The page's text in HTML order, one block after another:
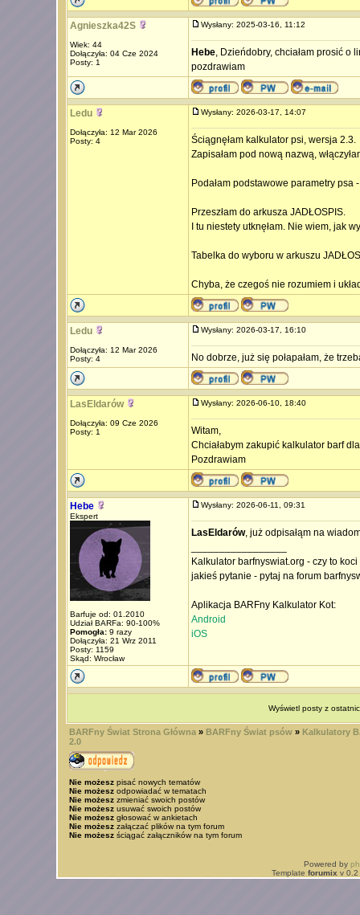
Agnieszka42S
Wiek: 44
Dołączyła: 04 Cze 2024
Posty: 1
Wysłany: 2025-03-16, 11:12
Hebe, Dzieńdobry, chciałam prosić o
pozdrawiam
Ledu
Dołączyła: 12 Mar 2026
Posty: 4
Wysłany: 2026-03-17, 14:07
Ściągnęłam kalkulator psi, wersja 2.3.
Zapisałam pod nową nazwą,
Podałam podstawowe parametry psa
Przeszłam do arkusza JADŁOSPIS.
I tu niestety utknęłam. Nie wiem, jak
Tabelka do wyboru w arkuszu
Chyba, że czegoś nie rozumiem i
Ledu
Dołączyła: 12 Mar 2026
Posty: 4
Wysłany: 2026-03-17, 16:10
No dobrze, już się połapałam, że
LasEldarów
Dołączyła: 09 Cze 2026
Posty: 1
Wysłany: 2026-06-10, 18:40
Witam,
Chciałabym zakupić kalkulator barf
Pozdrawiam
Hebe
Ekspert
Barfuje od: 01.2010
Udział BARFa: 90-100%
Pomogła:9 razy
Dołączyła: 21 Wrz 2011
Posty: 1159
Skąd: Wrocław
Wysłany: 2026-06-11, 09:31
LasEldarów, już odpisałąm na
Kalkulator barfnyswiat.org - czy to
jakieś pytanie - pytaj na forum
Aplikacja BARFny Kalkulator Kot:
Android
iOS
Wyświetl posty z
BARFny Świat Strona Główna» BARFny Świat psów» Kalkulatory
2.0
Nie możeszpisać nowych tematów
Nie możeszodpowiadać w tematach
Nie możeszzmieniać swoich postów
Nie możeszusuwać swoich postów
Nie możeszgłosować w ankietach
Nie możeszzałączać plików na tym forum
Nie możeszściągać załączników na tym forum
Powered by
Template forumix v 0.2